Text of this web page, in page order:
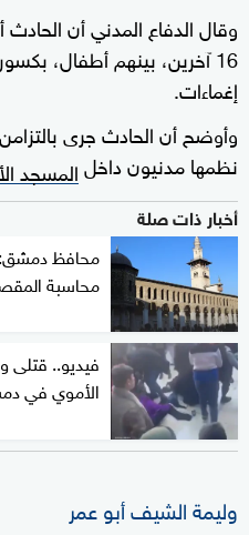
16 آخرين، بينهم أطفال،
إغماءات.
وأوضح أن الحادث جرى
نظمها مدنيون داخلالمسجد
أخبار ذات صلة
محافظ دمشق:
محاسبة
فيديو.. قتلى
الأموي في
وليمة الشيف أبو عمر